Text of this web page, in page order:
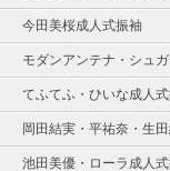
今田美桜成人式振袖
モダンアンテナ・シュ
てふてふ・ひいな成人
岡田結実・平祐奈・生
池田美優・ローラ成人